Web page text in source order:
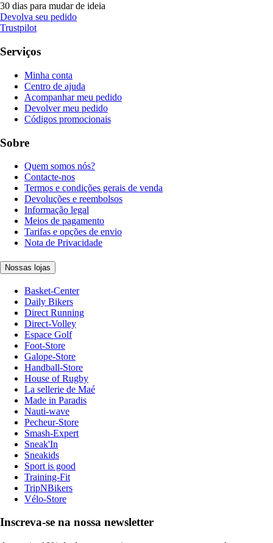
30 dias para mudar de ideia
Devolva seu pedido
Trustpilot
Serviços
Minha conta
Centro de ajuda
Acompanhar meu pedido
Devolver meu pedido
Códigos promocionais
Sobre
Quem somos nós?
Contacte-nos
Termos e condições gerais de venda
Devoluções e reembolsos
Informação legal
Meios de pagamento
Tarifas e opções de envio
Nota de Privacidade
Nossas lojas
Basket-Center
Daily Bikers
Direct Running
Direct-Volley
Espace Golf
Foot-Store
Galope-Store
Handball-Store
House of Rugby
La sellerie de Maé
Made in Paradis
Nauti-wave
Pecheur-Store
Smash-Expert
Sneak'In
Sneakids
Sport is good
Training-Fit
TripNBikers
Vélo-Store
Inscreva-se na nossa newsletter